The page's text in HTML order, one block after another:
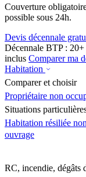
Couverture
possible sous 24h.
Devis décennale
Décennale BTP :
inclus Comparer ma
Habitation
Comparer et choisir
Propriétaire non
Situations
Habitation résiliée
ouvrage
RC, incendie, dégâts